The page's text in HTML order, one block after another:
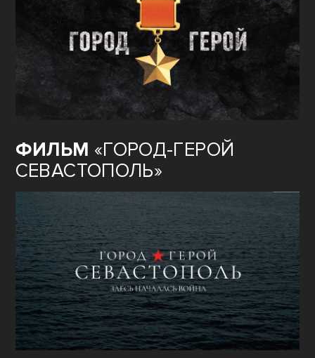
ФИЛЬМ «ГОРОД-ГЕРОЙ
СЕВАСТОПОЛЬ»